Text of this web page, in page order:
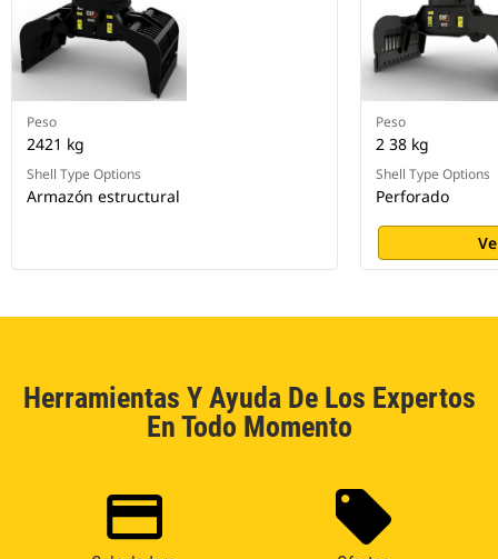
Peso
2421 kg
Shell Type Options
Armazón estructural
Peso
2 38 kg
Shell Type Options
Perforado
Herramientas Y Ayuda De Los Expertos
En Todo Momento